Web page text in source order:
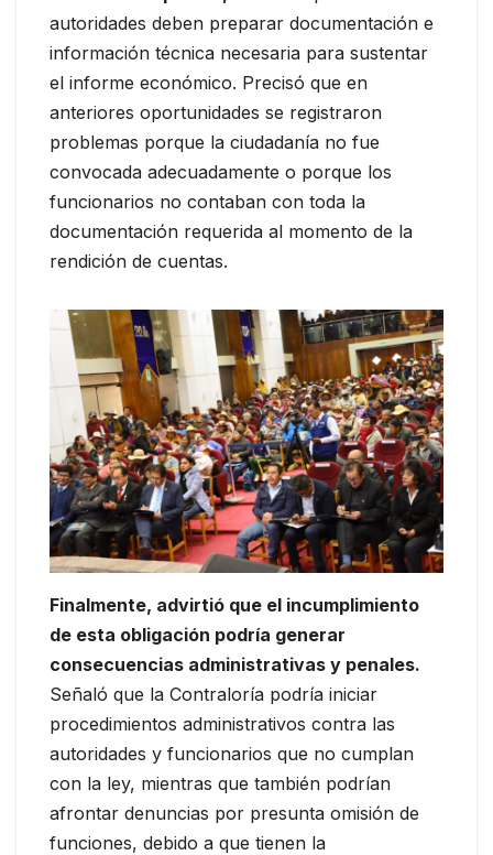
autoridades deben preparar documentación e
información técnica necesaria para sustentar
el informe económico. Precisó que en
anteriores oportunidades se registraron
problemas porque la ciudadanía no fue
convocada adecuadamente o porque los
funcionarios no contaban con toda la
documentación requerida al momento de la
rendición de cuentas.
Finalmente, advirtió que el incumplimiento
de esta obligación podría generar
consecuencias administrativas y penales.
Señaló que la Contraloría podría iniciar
procedimientos administrativos contra las
autoridades y funcionarios que no cumplan
con la ley, mientras que también podrían
afrontar denuncias por presunta omisión de
funciones, debido a que tienen la